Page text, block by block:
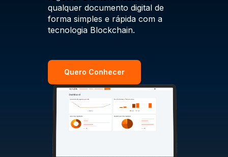
qualquer documento digital de
forma simples e rápida com a
tecnologia Blockchain.
Quero Conhecer